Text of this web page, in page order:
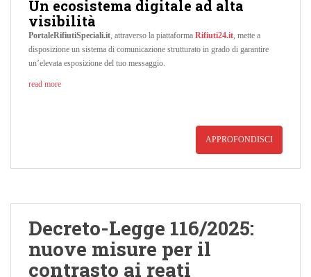
Un ecosistema digitale ad alta
visibilità
PortaleRifiutiSpeciali.it , attraverso la piattaforma Rifiuti24.it , mette a
disposizione un sistema di comunicazione strutturato in grado di garantire
un’elevata esposizione del tuo messaggio.
read more
APPROFONDISCI
Decreto-Legge 116/2025:
nuove misure per il
contrasto ai reati